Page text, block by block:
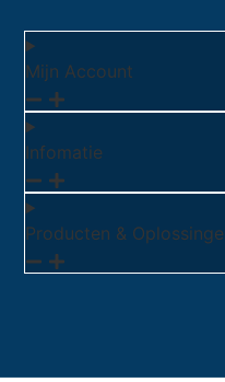
Mijn Account
Infomatie
Producten &